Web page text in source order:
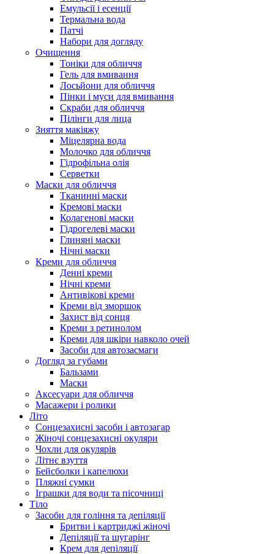
Емульсії і есенції
Термальна вода
Патчі
Набори для догляду
Очищення
Тоніки для обличчя
Гель для вмивання
Лосьйони для обличчя
Пінки і муси для вмивання
Скраби для обличчя
Пілінги для лица
Зняття макіяжу
Міцелярна вода
Молочко для обличчя
Гідрофільна олія
Серветки
Маски для обличчя
Тканинні маски
Кремові маски
Колагенові маски
Гідрогелеві маски
Глиняні маски
Нічні маски
Креми для обличчя
Денні креми
Нічні креми
Антивікові креми
Креми від зморшок
Захист від сонця
Креми з ретинолом
Креми для шкіри навколо очей
Засоби для автозасмаги
Догляд за губами
Бальзами
Маски
Аксесуари для обличчя
Масажери і ролики
Літо
Сонцезахисні засоби і автозагар
Жіночі сонцезахисні окуляри
Чохли для окулярів
Літнє взуття
Бейсболки і капелюхи
Пляжні сумки
Іграшки для води та пісочниці
Тіло
Засоби для гоління та депіляції
Бритви і картриджі жіночі
Депіляції та шугарінг
Крем для депіляції